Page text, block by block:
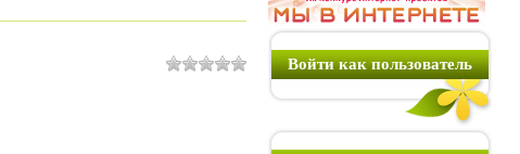
Войти как пользователь